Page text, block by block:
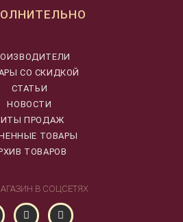
СО СКИДКОЙ
СТАТЬИ
НОВОСТИ
ПРОДАЖ
ТОВАРЫ
ТОВАРОВ
В СОЦСЕТЯХ